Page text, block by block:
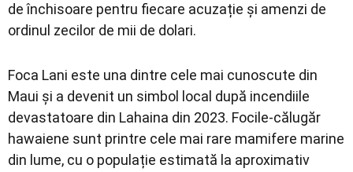
de închisoare pentru fiecare acuzație și amenzi de
ordinul zecilor de mii de dolari.
Foca Lani este una dintre cele mai cunoscute din
Maui și a devenit un simbol local după incendiile
devastatoare din Lahaina din 2023. Focile-călugăr
hawaiene sunt printre cele mai rare mamifere marine
din lume, cu o populație estimată la aproximativ